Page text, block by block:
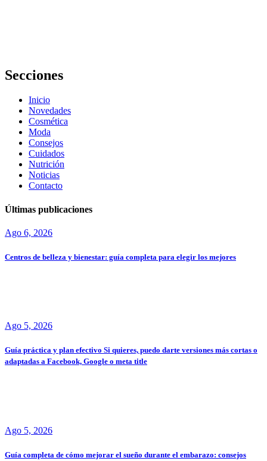
Secciones
Inicio
Novedades
Cosmética
Moda
Consejos
Cuidados
Nutrición
Noticias
Contacto
Últimas publicaciones
Ago 6, 2026
Centros de belleza y bienestar: guía completa para elegir los mejores
Ago 5, 2026
Guía práctica y plan efectivo Si quieres, puedo darte versiones más cortas o
adaptadas a Facebook, Google o meta title
Ago 5, 2026
Guía completa de cómo mejorar el sueño durante el embarazo: consejos